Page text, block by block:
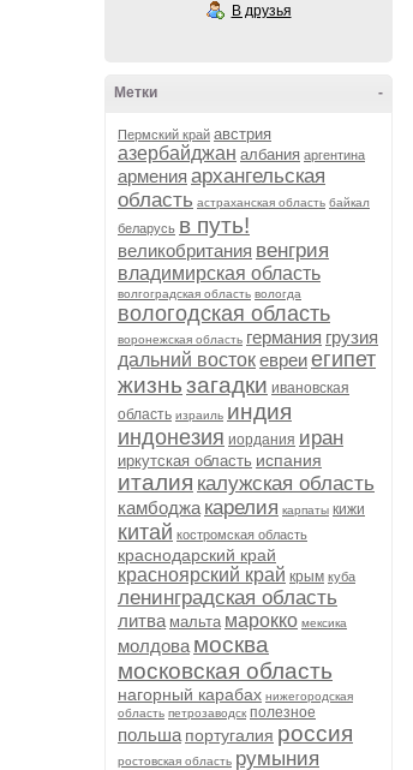
В друзья
-
Метки
Пермский край австрия
азербайджан албания аргентина
армения архангельская
область астраханская область байкал
беларусь в путь!
великобритания венгрия
владимирская область
волгоградская область вологда
вологодская область
воронежская область германия грузия
дальний востокевреиегипет
жизньзагадки ивановская
область израиль индия
индонезия иордания иран
иркутская область испания
италия калужская область
камбоджа карелия карпаты кижи
китай костромская область
краснодарский край
красноярский край крым куба
ленинградская область
литва мальта марокко мексика
молдова москва
московская область
нагорный карабах нижегородская
область петрозаводск полезное
польша португалия россия
ростовская область румыния